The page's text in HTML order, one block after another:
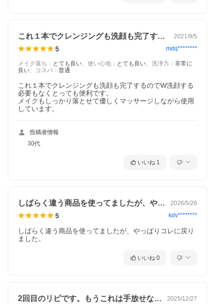
これ１本でクレンジングも洗顔も完了する… 2021/9/5
5 mdq********
メイク落ち ： とても良い、 使い心地 ： とても良い、 洗浄力 ： 非常に
良い、 コスパ ： 普通
これ１本でクレンジングも洗顔も完了するのでW洗顔する
必要もなくとっても便利です。
メイクもしっかり落とせて優しくマッサージしながら使用
しています。
投稿者情報
30代
いいね 1
しばらく違う商品を使ってましたが、やっ… 2026/5/26
5 kdv********
しばらく違う商品を使ってましたが、やっぱりコレに戻り
ました。
いいね 0
2回目のリピです。もうこれは手放せない… 2025/12/27